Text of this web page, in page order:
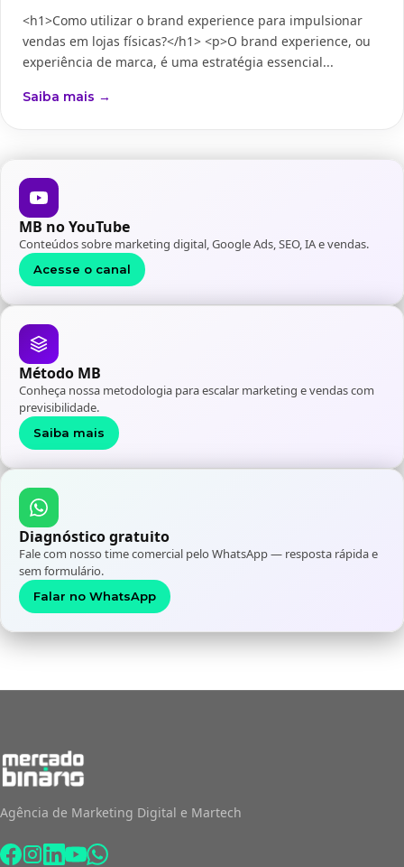
<h1>Como utilizar o brand experience para impulsionar
vendas em lojas físicas?</h1> <p>O brand experience, ou
experiência de marca, é uma estratégia essencial...
Saiba mais →
MB no YouTube
Conteúdos sobre marketing digital, Google Ads, SEO, IA e vendas.
Acesse o canal
Método MB
Conheça nossa metodologia para escalar marketing e vendas com
previsibilidade.
Saiba mais
Diagnóstico gratuito
Fale com nosso time comercial pelo WhatsApp — resposta rápida e
sem formulário.
Falar no WhatsApp
Agência de Marketing Digital e Martech